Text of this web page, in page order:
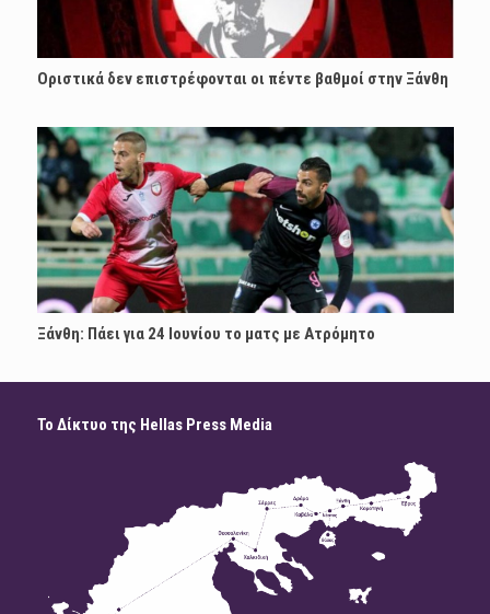
Οριστικά δεν επιστρέφονται οι πέντε βαθμοί στην Ξάνθη
Ξάνθη: Πάει για 24 Ιουνίου το ματς με Ατρόμητο
Το Δίκτυο της Hellas Press Media